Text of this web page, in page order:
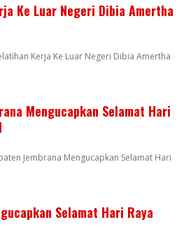
Ke Luar Negeri Dibia Amertha
Kerja Ke Luar Negeri Dibia Amertha
Mengucapkan Selamat Hari
Jembrana Mengucapkan Selamat Hari
Selamat Hari Raya